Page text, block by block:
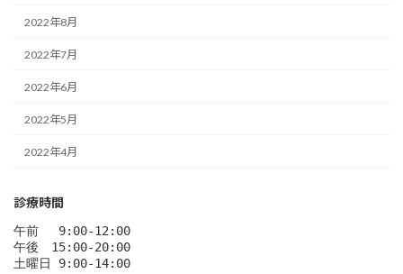
2022年8月
2022年7月
2022年6月
2022年5月
2022年4月
診療時間
午前　 9:00-12:00
午後　15:00-20:00
土曜日 9:00-14:00